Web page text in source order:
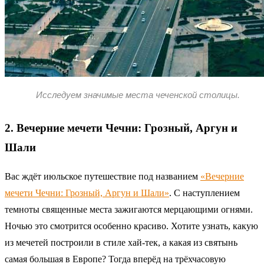
Исследуем значимые места чеченской столицы.
2. Вечерние мечети Чечни: Грозный, Аргун и
Шали
Вас ждёт июльское путешествие под названием «Вечерние
мечети Чечни: Грозный, Аргун и Шали». С наступлением
темноты священные места зажигаются мерцающими огнями.
Ночью это смотрится особенно красиво. Хотите узнать, какую
из мечетей построили в стиле хай-тек, а какая из святынь
самая большая в Европе? Тогда вперёд на трёхчасовую